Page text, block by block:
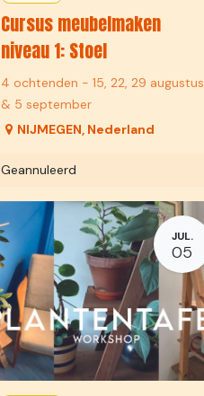
Cursus meubelmaken
niveau 1: Stoel
4 ochtenden - 15, 22, 29 augustus
& 5 september
NIJMEGEN Nederland
Geannuleerd
JUL.
05